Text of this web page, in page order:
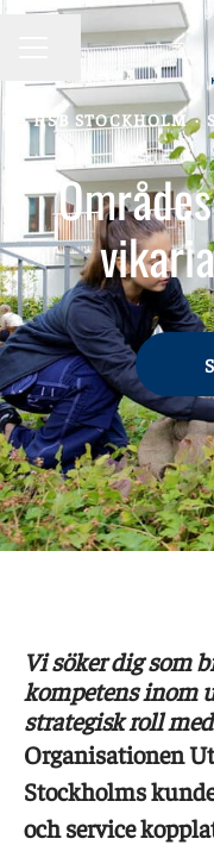
KARRIÄRMENY
Dela sidan
HSB STOCKHOLM ·
Vi söker dig som
kompetens inom
strategisk roll
Organisationen
Stockholms
och service